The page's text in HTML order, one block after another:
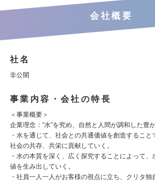
会社概要
社名
非公開
事業内容・会社の特長
＜事業概要＞
企業理念：“水”を究め、自然と人間が調和した豊
・水を通じて、社会との共通価値を創造すること
社会の共存、共栄に貢献していく。
・水の本質を深く、広く探究することによって、
値を生み出していく。
・社員一人一人がお客様の視点に立ち、クリタ独